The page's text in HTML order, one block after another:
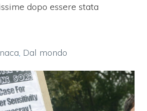
dopo essere stata
, Dal mondo